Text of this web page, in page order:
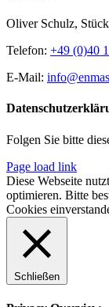
Oliver Schulz,
Telefon: +49 (0)40
E-Mail:
Folgen Sie bitte
Page load link
Diese Webseite
optimieren. Bitte
Cookies
Schließen